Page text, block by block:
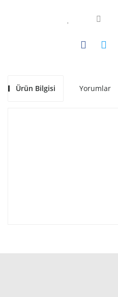
Ürün Bilgisi Yorumlar